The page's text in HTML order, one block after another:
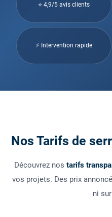
⭐ 4,9/5 avis clients
⚡ Intervention rapide
Nos Tarifs de
Découvrez nos tarifs
vos projets. Des prix
ni